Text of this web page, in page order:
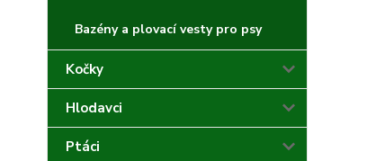
Bazény a plovací vesty pro psy
Kočky
Hlodavci
Ptáci